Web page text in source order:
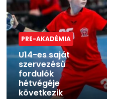
PRE-AKADÉMIA
U14-es saját
szervezésű
fordulók
hétvégéje
következik